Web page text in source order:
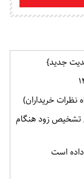
جدید}
خریداران)
تشخیص زود هنگام
داده است